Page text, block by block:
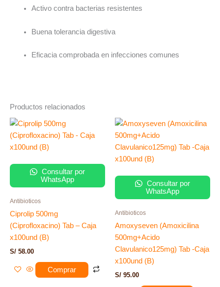
Activo contra bacterias resistentes
Buena tolerancia digestiva
Eficacia comprobada en infecciones comunes
Productos relacionados
Consultar por
WhatsApp
Antibioticos
Ciprolip 500mg
(Ciprofloxacino) Tab – Caja
x100und (B)
S/ 58.00
Comprar
Consultar por
WhatsApp
Antibioticos
Amoxyseven (Amoxicilina
500mg+Acido
Clavulanico125mg) Tab -Caja
x100und (B)
S/ 95.00